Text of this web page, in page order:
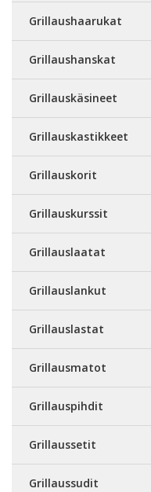
Grillaushaarukat
Grillaushanskat
Grillauskäsineet
Grillauskastikkeet
Grillauskorit
Grillauskurssit
Grillauslaatat
Grillauslankut
Grillauslastat
Grillausmatot
Grillauspihdit
Grillaussetit
Grillaussudit